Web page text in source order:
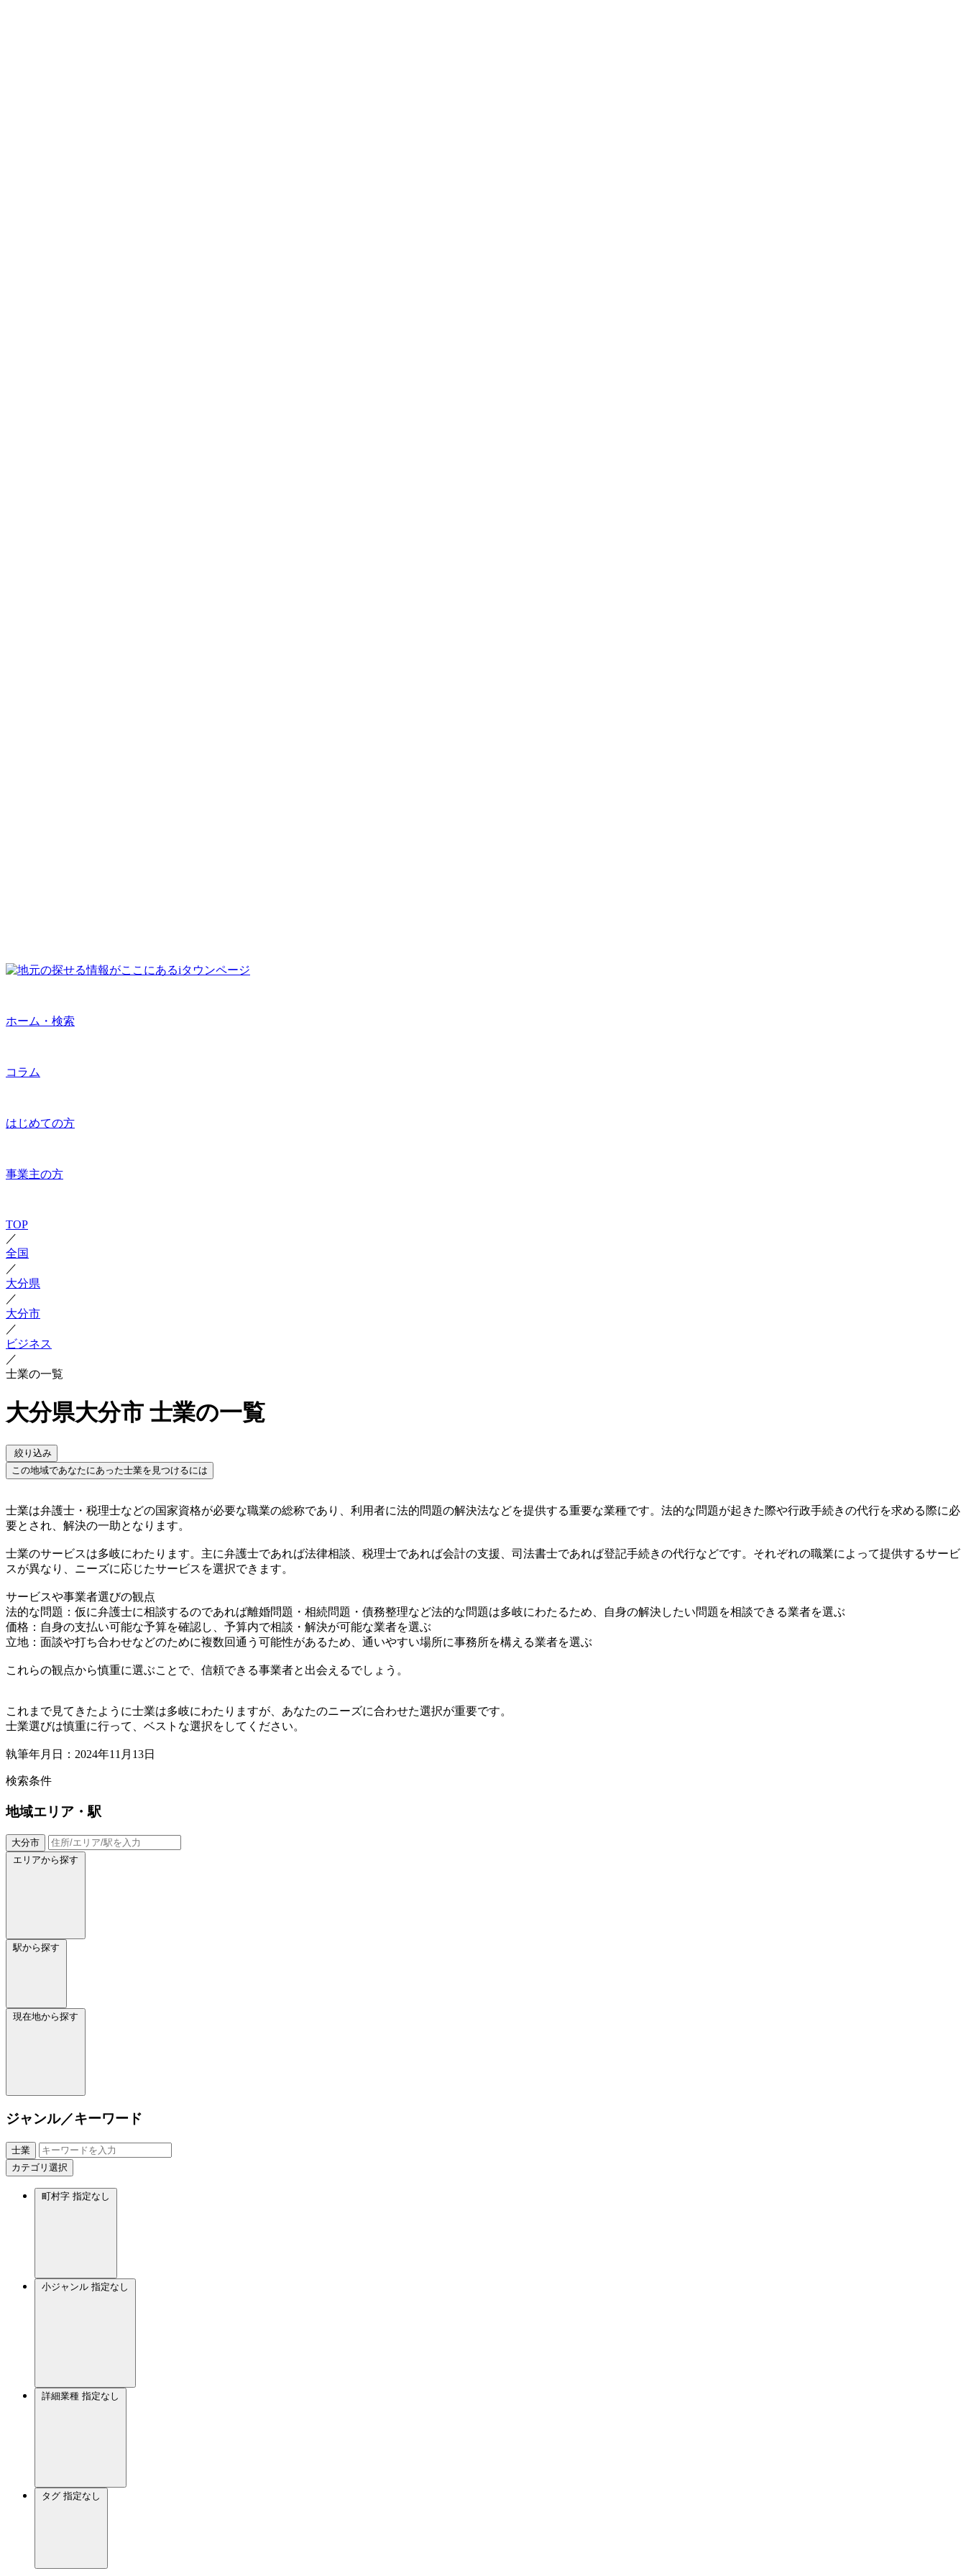
ホーム・検索
コラム
はじめての方
事業主の方
TOP
／
全国
／
大分県
／
大分市
／
ビジネス
／
士業の一覧
大分県大分市 士業の一覧
絞り込み
この地域であなたにあった士業を見つけるには
士業は弁護士・税理士などの国家資格が必要な職業の総称であり、利用者に法的問題の解決法などを提供する重要な業種です。法的な問題が起きた際や行政手続きの代行を求める際に必
要とされ、解決の一助となります。
士業のサービスは多岐にわたります。主に弁護士であれば法律相談、税理士であれば会計の支援、司法書士であれば登記手続きの代行などです。それぞれの職業によって提供するサービ
スが異なり、ニーズに応じたサービスを選択できます。
サービスや事業者選びの観点
法的な問題：仮に弁護士に相談するのであれば離婚問題・相続問題・債務整理など法的な問題は多岐にわたるため、自身の解決したい問題を相談できる業者を選ぶ
価格：自身の支払い可能な予算を確認し、予算内で相談・解決が可能な業者を選ぶ
立地：面談や打ち合わせなどのために複数回通う可能性があるため、通いやすい場所に事務所を構える業者を選ぶ
これらの観点から慎重に選ぶことで、信頼できる事業者と出会えるでしょう。
これまで見てきたように士業は多岐にわたりますが、あなたのニーズに合わせた選択が重要です。
士業選びは慎重に行って、ベストな選択をしてください。
執筆年月日：2024年11月13日
検索条件
地域エリア・駅
大分市
エリアから探す
駅から探す
現在地から探す
ジャンル／キーワード
士業
カテゴリ選択
町村字 指定なし
小ジャンル 指定なし
詳細業種 指定なし
タグ 指定なし